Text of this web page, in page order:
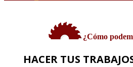
¿Cómo
HACER TUS